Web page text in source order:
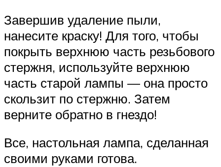
Завершив удаление пыли,
нанесите краску! Для того, чтобы
покрыть верхнюю часть резьбового
стержня, используйте верхнюю
часть старой лампы — она просто
скользит по стержню. Затем
верните обратно в гнездо!
Все, настольная лампа, сделанная
своими руками готова.